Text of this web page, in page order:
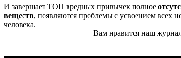
И завершает ТОП вредных привычек полное
веществ, появляются проблемы с усвоением всех
человека.
Вам нравится наш